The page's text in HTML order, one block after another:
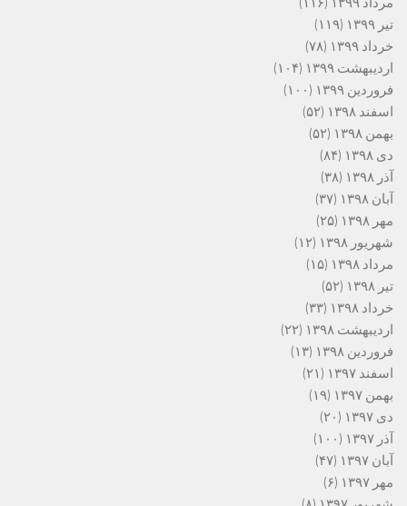
تیر ۱۳۹۹
(۱۱۹)
خرداد ۱۳۹۹
(۷۸)
اردیبهشت ۱۳۹۹
(۱۰۴)
فروردین ۱۳۹۹
(۱۰۰)
اسفند ۱۳۹۸
(۵۲)
بهمن ۱۳۹۸
(۵۲)
دی ۱۳۹۸
(۸۴)
آذر ۱۳۹۸
(۳۸)
آبان ۱۳۹۸
(۳۷)
مهر ۱۳۹۸
(۲۵)
شهریور ۱۳۹۸
(۱۲)
مرداد ۱۳۹۸
(۱۵)
تیر ۱۳۹۸
(۵۲)
خرداد ۱۳۹۸
(۳۳)
اردیبهشت ۱۳۹۸
(۲۲)
فروردین ۱۳۹۸
(۱۳)
اسفند ۱۳۹۷
(۲۱)
بهمن ۱۳۹۷
(۱۹)
دی ۱۳۹۷
(۲۰)
آذر ۱۳۹۷
(۱۰۰)
آبان ۱۳۹۷
(۴۷)
مهر ۱۳۹۷
(۶)